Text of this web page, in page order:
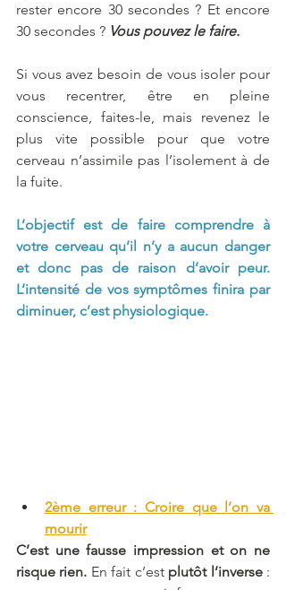
rester encore 30 secondes ? Et encore
30 secondes ? Vous pouvez le faire.
Si vous avez besoin de vous isoler pour
vous recentrer, être en pleine
conscience, faites-le, mais revenez le
plus vite possible pour que votre
cerveau n’assimile pas l’isolement à de
la fuite.
L’objectif est de faire comprendre à
votre cerveau qu’il n’y a aucun danger
et donc pas de raison d’avoir peur.
L’intensité de vos symptômes finira par
diminuer, c’est physiologique.
2ème erreur : Croire que l’on va
mourir
C’est une fausse impression et on ne
risque rien. En fait c’est plutôt l’inverse :